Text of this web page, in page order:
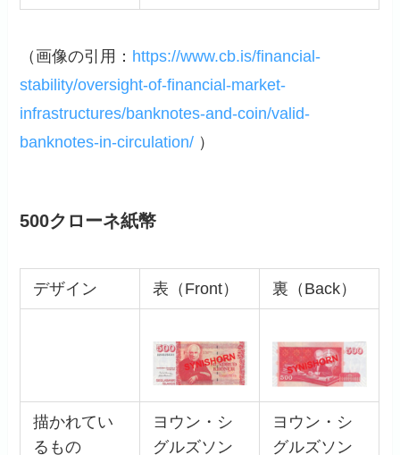
（画像の引用： https://www.cb.is/financial-
stability/oversight-of-financial-market-
infrastructures/banknotes-and-coin/valid-
banknotes-in-circulation/ ）
500クローネ紙幣
デザイン 表（Front） 裏（Back）
描かれてい
るもの
ヨウン・シ
グルズソン
ヨウン・シ
グルズソン